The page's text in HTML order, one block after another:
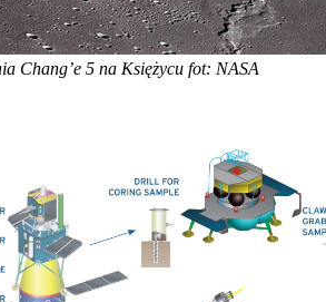
Chang’e 5 na Księżycu fot: NASA